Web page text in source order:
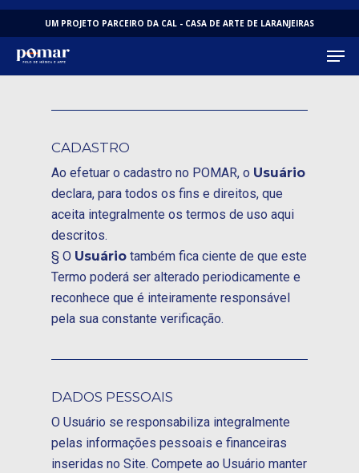
Skip
main
content
UM PROJETO PARCEIRO DA CAL - CASA DE ARTE DE LARANJEIRAS
REGULAMENTO
CADASTRO
Ao efetuar o cadastro no POMAR, o Usuário
declara, para todos os fins e direitos, que
aceita integralmente os termos de uso aqui
descritos.
§ O Usuário também fica ciente de que este
Termo poderá ser alterado periodicamente e
reconhece que é inteiramente responsável
pela sua constante verificação.
DADOS PESSOAIS
O Usuário se responsabiliza integralmente
pelas informações pessoais e financeiras
inseridas no Site. Compete ao Usuário manter